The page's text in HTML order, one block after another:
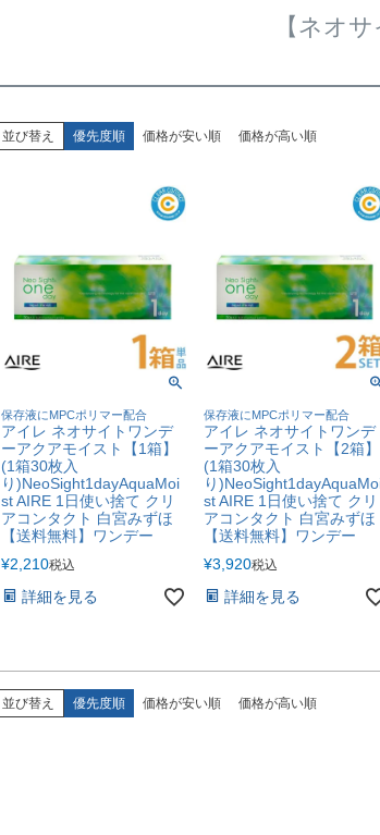
【ネオ
並び替え 優先度順 価格が安い順 価格が高い順
保存液にMPCポリマー配合
アイレ ネオサイトワンデ
ーアクアモイスト【1箱】
(1箱30枚入
り)NeoSight1dayAquaMoi
st AIRE 1日使い捨て クリ
アコンタクト 白宮みずほ
【送料無料】ワンデー
¥2,210税込
詳細を見る
保存液にMPCポリマー配合
アイレ ネオサイトワンデ
ーアクアモイスト【2箱】
(1箱30枚入
り
st AIRE 1日使い捨て クリ
アコンタクト 白宮みずほ
【送料無料】ワンデー
¥3,920税込
詳細を見る
並び替え 優先度順 価格が安い順 価格が高い順